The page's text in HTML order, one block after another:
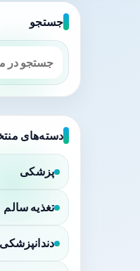
جستجو
دسته‌های
پزشکی
تغذیه سالم
دندانپزشکی